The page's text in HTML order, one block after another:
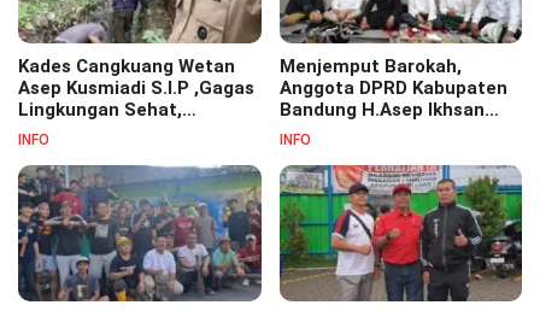
Kades Cangkuang Wetan
Asep Kusmiadi S.I.P ,Gagas
Lingkungan Sehat,
Bersihkan Saluran Air di RW
INFO
Menjemput Barokah,
Anggota DPRD Kabupaten
Bandung H.Asep Ikhsan
S.Pd.M.M Hadiri Haul Akbar
Pesantren Cipasung.
INFO